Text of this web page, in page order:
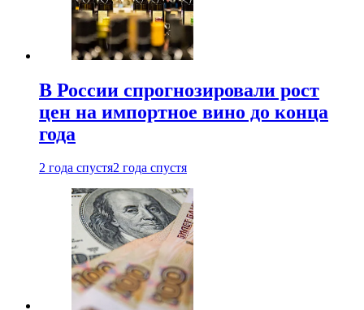
В России спрогнозировали рост
цен на импортное вино до конца
года
2 года спустя2 года спустя